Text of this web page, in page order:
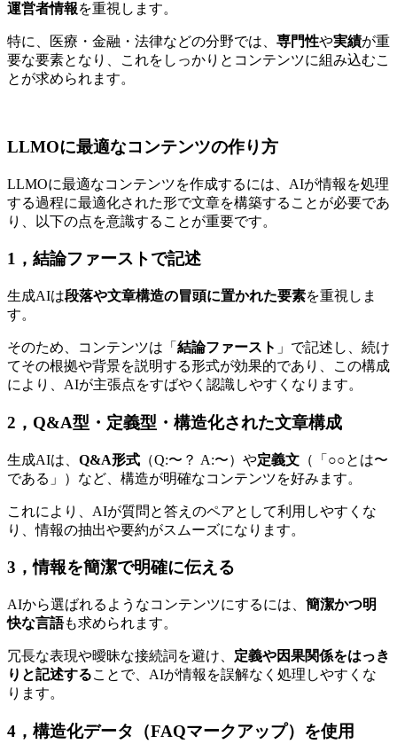
運営者情報を重視します。
特に、医療・金融・法律などの分野では、 専門性や実績が重
要な要素となり、これをしっかりとコンテンツに組み込むこ
とが求められます。
LLMOに最適なコンテンツの作り方
LLMOに最適なコンテンツを作成するには、AIが情報を処理
する過程に最適化された形で文章を構築することが必要であ
り、以下の点を意識することが重要です。
1，結論ファーストで記述
生成AIは段落や文章構造の冒頭に置かれた要素を重視しま
す。
そのため、コンテンツは「 結論ファースト 」で記述し、続け
てその根拠や背景を説明する形式が効果的であり、この構成
により、AIが主張点をすばやく認識しやすくなります。
2，Q&A型・定義型・構造化された文章構成
生成AIは、 Q&A形式 （Q:〜？ A:〜）や定義文 （「○○とは〜
である」）など、構造が明確なコンテンツを好みます。
これにより、AIが質問と答えのペアとして利用しやすくな
り、情報の抽出や要約がスムーズになります。
3，情報を簡潔で明確に伝える
AIから選ばれるようなコンテンツにするには、 簡潔かつ明
快な言語も求められます。
冗長な表現や曖昧な接続詞を避け、 定義や因果関係をはっき
りと記述することで、AIが情報を誤解なく処理しやすくな
ります。
4，構造化データ（FAQマークアップ）を使用